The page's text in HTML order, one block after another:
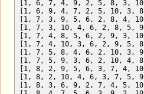
[1, 6, 7, 4, 9, 2, 5, 8, 3, 10]
[1, 6, 9, 4, 7, 2, 5, 10, 3, 8]
[1, 7, 3, 9, 5, 6, 2, 8, 4, 10]
[1, 7, 3, 10, 4, 6, 2, 8, 5, 9]
[1, 7, 4, 8, 5, 6, 2, 9, 3, 10]
[1, 7, 4, 10, 3, 6, 2, 9, 5, 8]
[1, 7, 5, 8, 4, 6, 2, 10, 3, 9]
[1, 7, 5, 9, 3, 6, 2, 10, 4, 8]
[1, 8, 2, 9, 5, 6, 3, 7, 4, 10]
[1, 8, 2, 10, 4, 6, 3, 7, 5, 9]
[1, 8, 3, 6, 9, 2, 7, 4, 5, 10]